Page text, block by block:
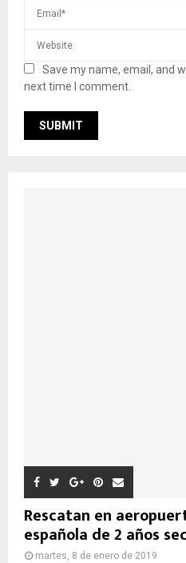
Save my name, email, and
next time I comment.
Rescatan en
española de 2 años
martes, 8 de enero de 2019